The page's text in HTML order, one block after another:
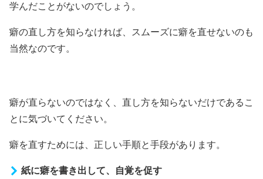
学んだことがないのでしょう。
癖の直し方を知らなければ、スムーズに癖を直せないのも
当然なのです。
癖が直らないのではなく、直し方を知らないだけであるこ
とに気づいてください。
癖を直すためには、正しい手順と手段があります。
紙に癖を書き出して、自覚を促す